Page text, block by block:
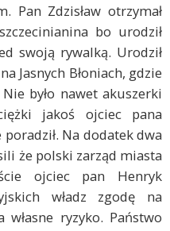
Pan Zdzisław otrzymał
bo urodził
swoją rywalką. Urodził
Jasnych Błoniach, gdzie
było nawet akuszerki
jakoś ojciec pana
Na dodatek dwa
że polski zarząd miasta
ojciec pan Henryk
władz zgodę na
ryzyko. Państwo